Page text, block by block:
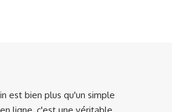
est bien plus qu'un simple
ligne, c'est une véritable